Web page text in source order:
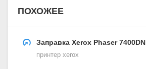
ПОХОЖЕЕ
Заправка Xerox Phaser 7400DN
принтер xerox